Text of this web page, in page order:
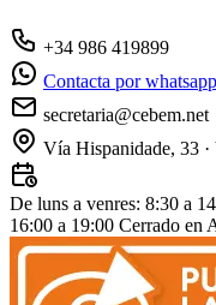
+34 986 419899
Contacta por whatsapp
secretaria@cebem.net
Vía Hispanidade, 33
De luns a venres: 8:30 a
16:00 a 19:00 Cerrado en